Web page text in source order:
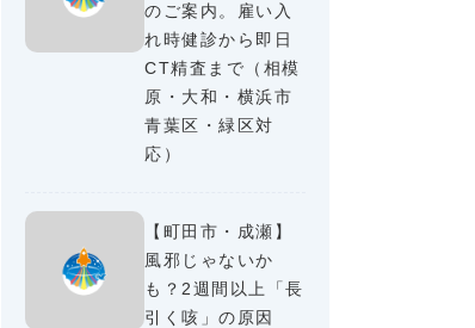
のご案内。雇い入
れ時健診から即日
CT精査まで（相模
原・大和・横浜市
青葉区・緑区対
応）
【町田市・成瀬】
風邪じゃないか
も？2週間以上「長
引く咳」の原因